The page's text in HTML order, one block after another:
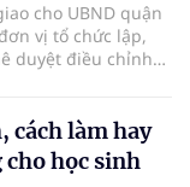
cho UBND quận
vị tổ chức lập,
duyệt điều chỉnh
địa bàn quận để
học công lập khắc
thiếu trườn
cách làm hay
học sinh